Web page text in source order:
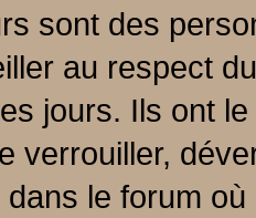
sont des
au respect
jours. Ils ont
verrouiller,
le forum